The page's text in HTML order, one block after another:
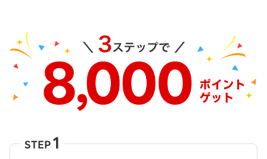
STEP 1